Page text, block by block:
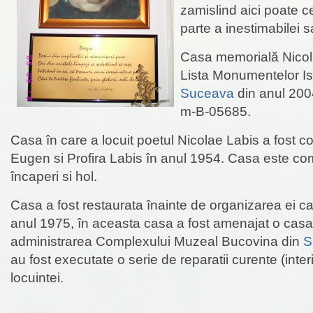
zamislind aici poate
parte a inestimabilei
Casa memorială
Lista Monumentelor
Suceava din anul
m-B-05685.
Casa în care a locuit poetul Nicolae Labis a fost
Eugen si Profira Labis în anul 1954. Casa este
încaperi si hol.
Casa a fost restaurata înainte de organizarea ei
anul 1975, în aceasta casa a fost amenajat o
administrarea Complexului Muzeal Bucovina din
au fost executate o serie de reparatii curente
locuintei.